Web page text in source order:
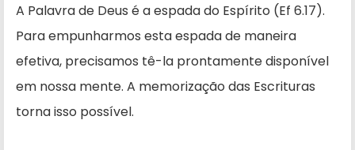
A Palavra de Deus é a espada do Espírito (Ef 6.17).
Para empunharmos esta espada de maneira
efetiva, precisamos tê-la prontamente disponível
em nossa mente. A memorização das Escrituras
torna isso possível.